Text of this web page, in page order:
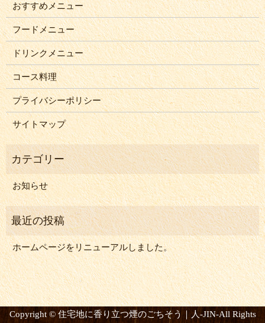
おすすめメニュー
フードメニュー
ドリンクメニュー
コース料理
プライバシーポリシー
サイトマップ
お知らせ
ホームページをリニューアルしました。
Copyright © 住宅地に香り立つ煙のごちそう｜人-JIN-All Rights